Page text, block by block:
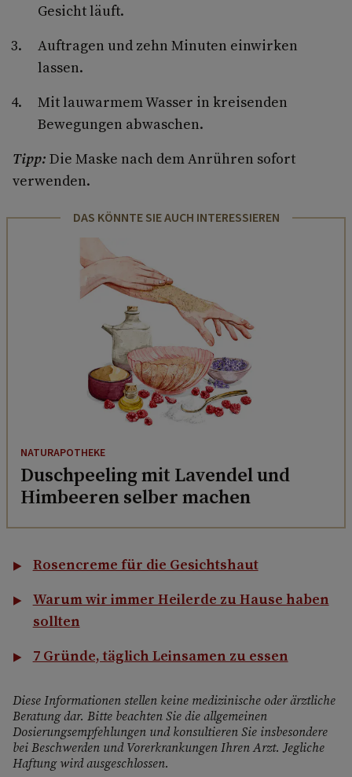
Gesicht läuft.
Auftragen und zehn Minuten einwirken
lassen.
Mit lauwarmem Wasser in kreisenden
Bewegungen abwaschen.
Tipp: Die Maske nach dem Anrühren sofort
verwenden.
DAS KÖNNTE SIE AUCH INTERESSIEREN
NATURAPOTHEKE
Duschpeeling mit Lavendel und
Himbeeren selber machen
Rosencreme für die Gesichtshaut
Warum wir immer Heilerde zu Hause haben
sollten
7 Gründe, täglich Leinsamen zu essen
Diese Informationen stellen keine medizinische oder ärztliche
Beratung dar. Bitte beachten Sie die allgemeinen
Dosierungsempfehlungen und konsultieren Sie insbesondere
bei Beschwerden und Vorerkrankungen Ihren Arzt. Jegliche
Haftung wird ausgeschlossen.